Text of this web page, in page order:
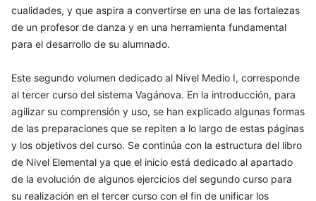
cualidades, y que aspira a convertirse en una de las fortalezas
de un profesor de danza y en una herramienta fundamental
para el desarrollo de su alumnado.
Este segundo volumen dedicado al Nivel Medio I, corresponde
al tercer curso del sistema Vagánova. En la introducción, para
agilizar su comprensión y uso, se han explicado algunas formas
de las preparaciones que se repiten a lo largo de estas páginas
y los objetivos del curso. Se continúa con la estructura del libro
de Nivel Elemental ya que el inicio está dedicado al apartado
de la evolución de algunos ejercicios del segundo curso para
su realización en el tercer curso con el fin de unificar los